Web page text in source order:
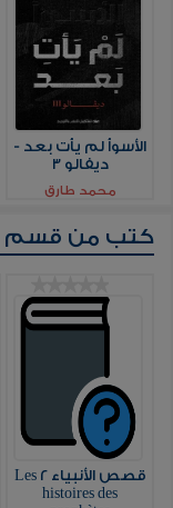
الأسوأ لم يأت بعد -
ديفالو 3
محمد طارق
كتب من قسم
قصص الأنبياء 2 Les
histoires des